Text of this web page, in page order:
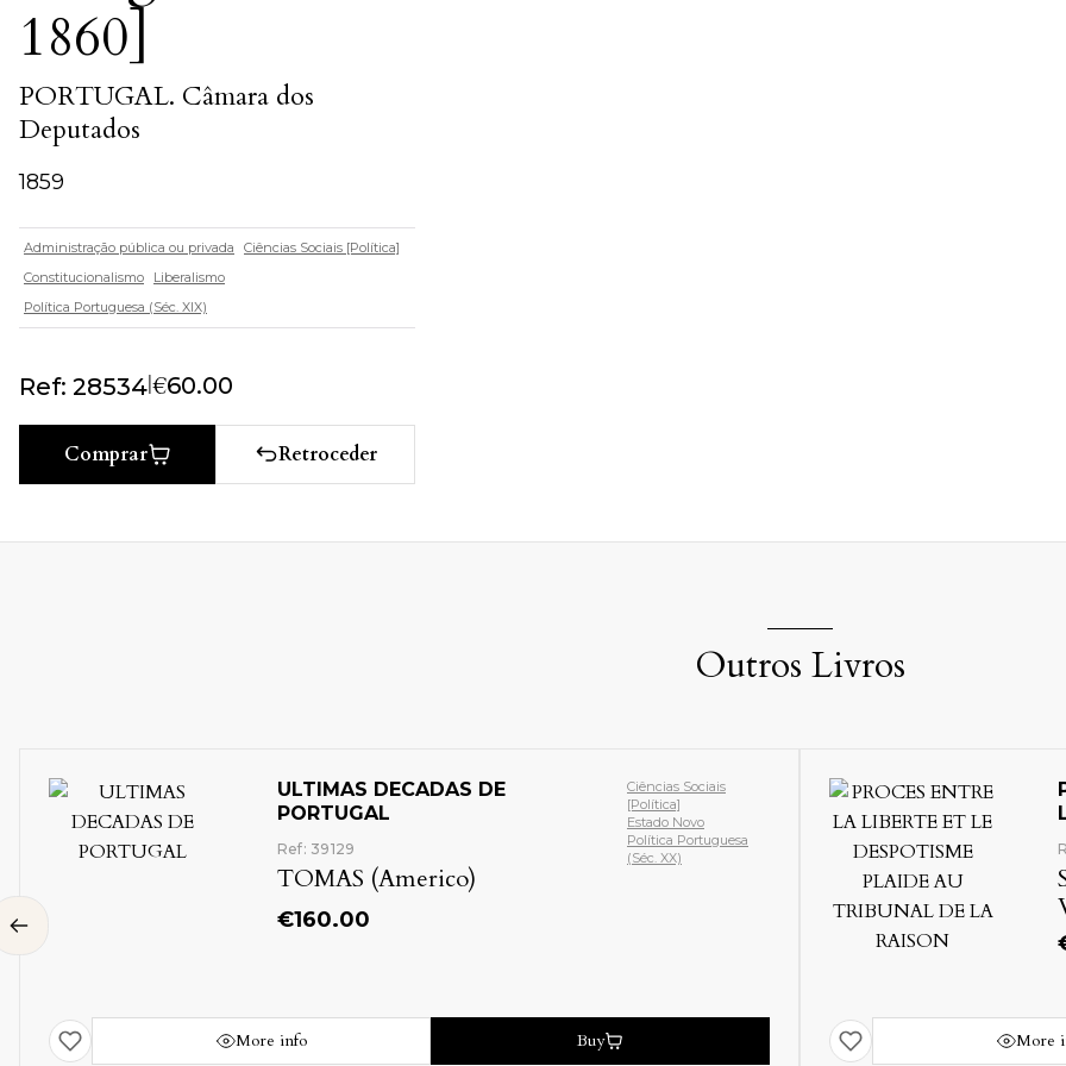
1860]
PORTUGAL. Câmara dos
Deputados
1859
Administração pública ou privada
Ciências Sociais [Política]
Constitucionalismo
Liberalismo
Política Portuguesa (Séc. XIX)
Ref: 28534|€60.00
Comprar Retroceder
Outros Livros
ULTIMAS DECADAS DE
PORTUGAL
Ref: 39129
TOMAS (Americo)
€160.00
Ciências Sociais
[Política]
Estado Novo
Política Portuguesa
(Séc. XX)
More info Buy More